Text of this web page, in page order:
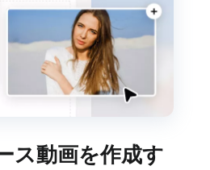
ス動画を作成す